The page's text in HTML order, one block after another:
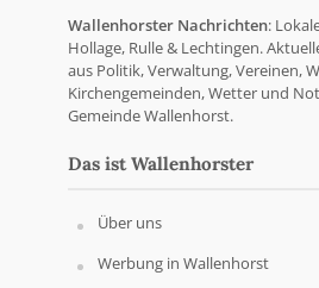
Wallenhorster Nachrichten:
Hollage, Rulle & Lechtingen.
aus Politik, Verwaltung, Vereinen,
Kirchengemeinden, Wetter und
Gemeinde Wallenhorst.
Das ist Wallenhorster
Über uns
Werbung in Wallenhorst